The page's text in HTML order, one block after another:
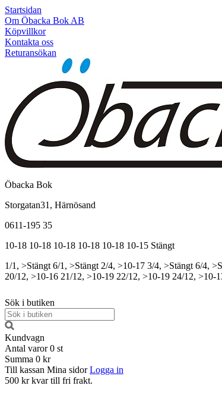
Startsidan
Om Öbacka Bok AB
Köpvillkor
Kontakta oss
Returansökan
Öbacka Bok
Storgatan31, Härnösand
0611-195 35
10-18 10-18 10-18 10-18 10-18 10-15 Stängt
1/1, >Stängt 6/1, >Stängt 2/4, >10-17 3/4, >Stängt 6/4,
20/12, >10-16 21/12, >10-19 22/12, >10-19 24/12, >10-
Sök i butiken
Kundvagn
Antal varor 0 st
Summa 0 kr
Till kassan Mina sidor Logga in
500 kr kvar till fri frakt.